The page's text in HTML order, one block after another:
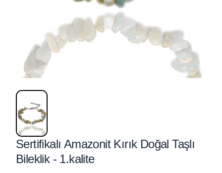
Sertifikalı Amazonit Kırık Doğal Taşlı
Bileklik - 1.kalite